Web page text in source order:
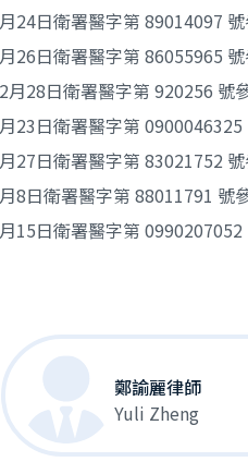
24日衛署醫字第 89014097
26日衛署醫字第 86055965
月28日衛署醫字第 920256 號
23日衛署醫字第
27日衛署醫字第 83021752
8日衛署醫字第 88011791 號
15日衛署醫字第
鄭諭麗律師
Yuli Zheng